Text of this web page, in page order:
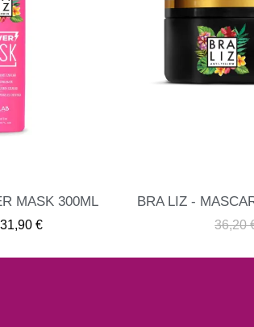
INTERESA BRA LIZ - MASCARILLA ANTI-AMARILLO
€ 34,20 €